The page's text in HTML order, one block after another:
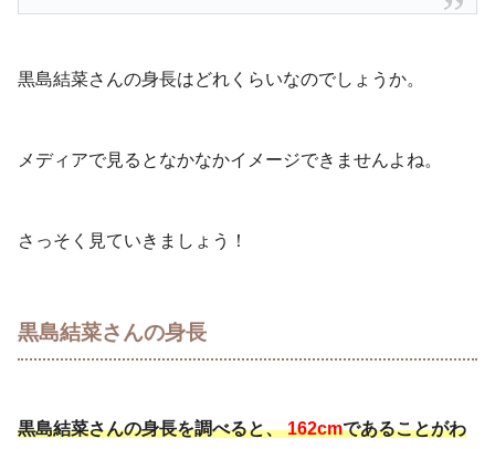
黒島結菜さんの身長はどれくらいなのでしょうか。
メディアで見るとなかなかイメージできませんよね。
さっそく見ていきましょう！
黒島結菜さんの身長
黒島結菜さんの身長を調べると、162cmであることがわ